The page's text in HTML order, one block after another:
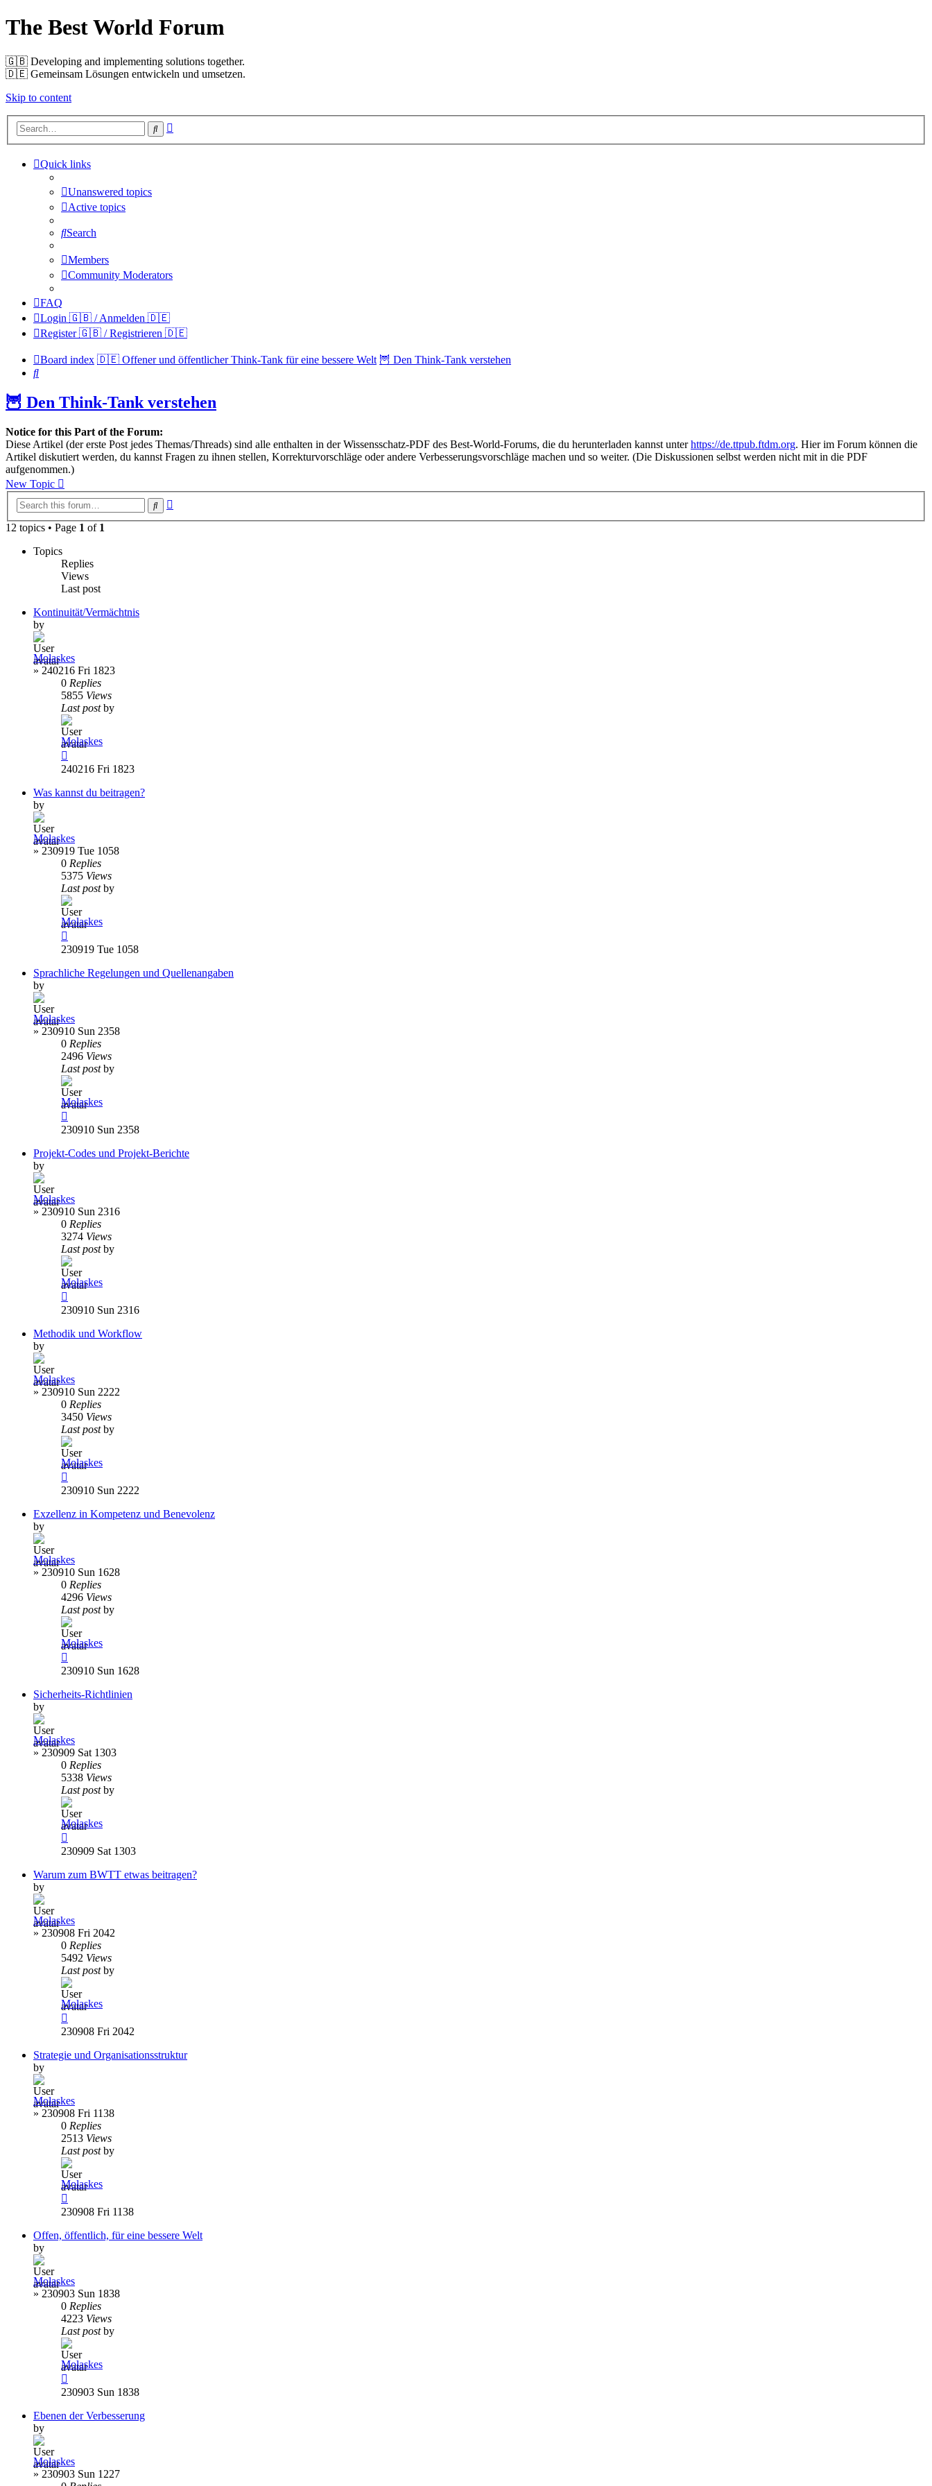
The Best World Forum
🇬🇧️ Developing and implementing solutions together.
🇩🇪️ Gemeinsam Lösungen entwickeln und umsetzen.
Skip to content
Search
Quick links
Unanswered topics
Active topics
Search
Members
Community Moderators
FAQ
Login 🇬🇧 / Anmelden 🇩🇪
Register 🇬🇧 / Registrieren 🇩🇪
Board index 🇩🇪 Offener und öffentlicher Think-Tank für eine bessere Welt 🦉 Den Think-Tank verstehen
Search
🦉 Den Think-Tank verstehen
Notice for this Part of the Forum:
Diese Artikel (der erste Post jedes Themas/Threads) sind alle enthalten in der Wissensschatz-PDF des Best-World-Forums, die du herunterladen kannst unterhttps://de.ttpub.ftdm.org. Hier im Forum können die
Artikel diskutiert werden, du kannst Fragen zu ihnen stellen, Korrekturvorschläge oder andere Verbesserungsvorschläge machen und so weiter. (Die Diskussionen selbst werden nicht mit in die PDF
aufgenommen.)
New Topic
Search
12 topics • Page 1 of 1
Topics
Replies
Views
Last post
Kontinuität/Vermächtnis
by
Molaskes
» 240216 Fri 1823
0 Replies
5855 Views
Last postby
Molaskes
240216 Fri 1823
Was kannst du beitragen?
by
Molaskes
» 230919 Tue 1058
0 Replies
5375 Views
Last postby
Molaskes
230919 Tue 1058
Sprachliche Regelungen und Quellenangaben
by
Molaskes
» 230910 Sun 2358
0 Replies
2496 Views
Last postby
Molaskes
230910 Sun 2358
Projekt-Codes und Projekt-Berichte
by
Molaskes
» 230910 Sun 2316
0 Replies
3274 Views
Last postby
Molaskes
230910 Sun 2316
Methodik und Workflow
by
Molaskes
» 230910 Sun 2222
0 Replies
3450 Views
Last postby
Molaskes
230910 Sun 2222
Exzellenz in Kompetenz und Benevolenz
by
Molaskes
» 230910 Sun 1628
0 Replies
4296 Views
Last postby
Molaskes
230910 Sun 1628
Sicherheits-Richtlinien
by
Molaskes
» 230909 Sat 1303
0 Replies
5338 Views
Last postby
Molaskes
230909 Sat 1303
Warum zum BWTT etwas beitragen?
by
Molaskes
» 230908 Fri 2042
0 Replies
5492 Views
Last postby
Molaskes
230908 Fri 2042
Strategie und Organisationsstruktur
by
Molaskes
» 230908 Fri 1138
0 Replies
2513 Views
Last postby
Molaskes
230908 Fri 1138
Offen, öffentlich, für eine bessere Welt
by
Molaskes
» 230903 Sun 1838
0 Replies
4223 Views
Last postby
Molaskes
230903 Sun 1838
Ebenen der Verbesserung
by
Molaskes
» 230903 Sun 1227